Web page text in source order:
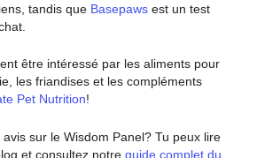
tandis que Basepaws est un test
être intéressé par les aliments pour
les friandises et les compléments
Pet Nutrition!
sur le Wisdom Panel? Tu peux lire
et consultez notre guide complet du